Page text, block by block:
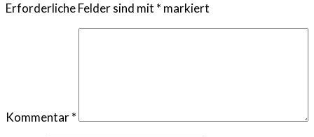
Erforderliche Felder sind mit * markiert
Kommentar*